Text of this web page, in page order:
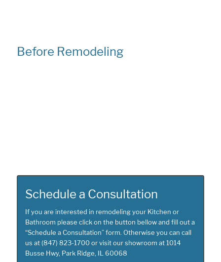
Before Remodeling
Schedule a Consultation
If you are interested in remodeling your Kitchen or
Bathroom please click on the button bellow and fill out a
“Schedule a Consultation” form. Otherwise you can call
us at (847) 823-1700 or visit our showroom at1014
Busse Hwy, Park Ridge, IL 60068